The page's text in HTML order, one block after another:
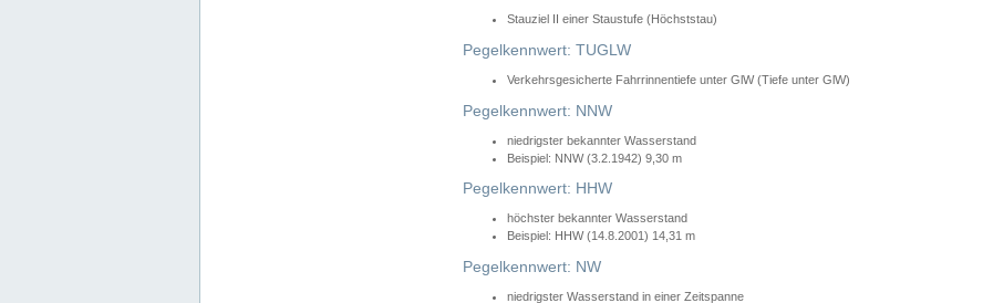
Stauziel II einer Staustufe (Höchststau)
Pegelkennwert: TUGLW
Verkehrsgesicherte Fahrrinnentiefe unter GlW (Tiefe unter GlW)
Pegelkennwert: NNW
niedrigster bekannter Wasserstand
Beispiel: NNW (3.2.1942) 9,30 m
Pegelkennwert: HHW
höchster bekannter Wasserstand
Beispiel: HHW (14.8.2001) 14,31 m
Pegelkennwert: NW
niedrigster Wasserstand in einer Zeitspanne